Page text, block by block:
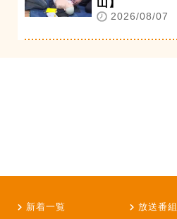
2026/08/07
新着一覧 放送番組